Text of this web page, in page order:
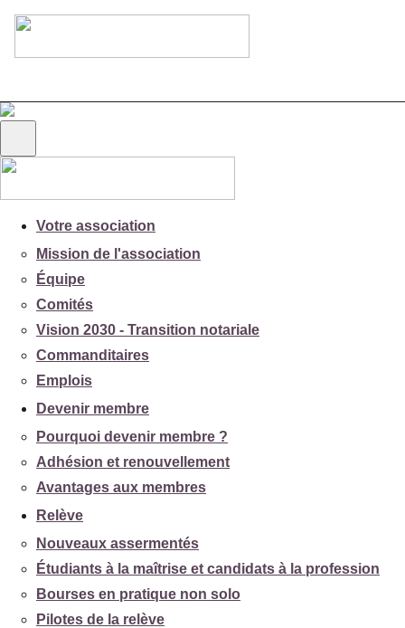
Votre association
Mission de l'association
Équipe
Comités
Vision 2030 - Transition notariale
Commanditaires
Emplois
Devenir membre
Pourquoi devenir membre ?
Adhésion et renouvellement
Avantages aux membres
Relève
Nouveaux assermentés
Étudiants à la maîtrise et candidats à la profession
Bourses en pratique non solo
Pilotes de la relève